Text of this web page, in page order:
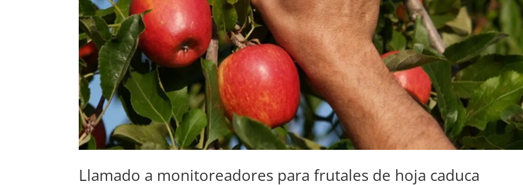
Llamado a monitoreadores para frutales de hoja caduca